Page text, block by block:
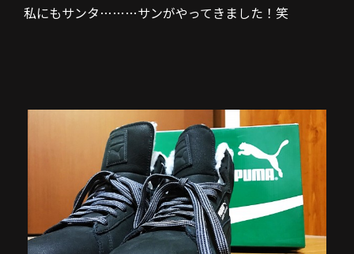
私にもサンタ………サンがやってきました！笑